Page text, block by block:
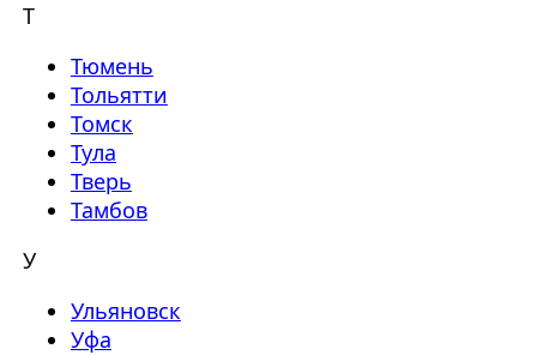
Т
Тюмень
Тольятти
Томск
Тула
Тверь
Тамбов
У
Ульяновск
Уфа